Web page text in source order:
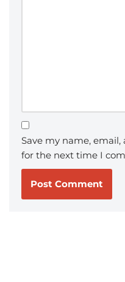
Save my name,
for the next time I